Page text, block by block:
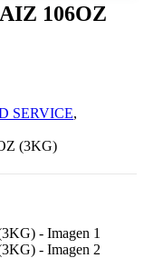
106OZ
SERVICE,
(3KG)